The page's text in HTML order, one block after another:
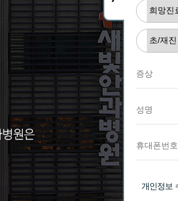
새빛TV
병원둘러보기
인재채용
협력병원
병원보
개인정보